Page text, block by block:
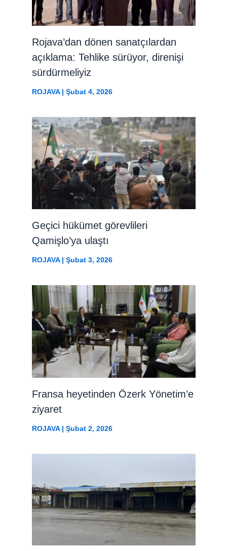
Rojava’dan dönen sanatçılardan
açıklama: Tehlike sürüyor, direnişi
sürdürmeliyiz
ROJAVA| Şubat 4, 2026
Geçici hükümet görevlileri
Qamişlo’ya ulaştı
ROJAVA| Şubat 3, 2026
Fransa heyetinden Özerk Yönetim’e
ziyaret
ROJAVA| Şubat 2, 2026